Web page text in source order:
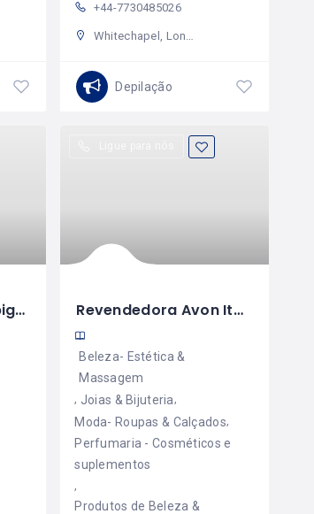
+44-7730485026
Whitechapel, London, Greater London, England, United Kingdom
Depilação
Bruna Abreu Micropigmentação Revendedora Avon Itália
Beleza- Estética &
Massagem
Joias & Bijuteria
Moda- Roupas & Calçados
Perfumaria - Cosméticos e
suplementos
Produtos de Beleza &